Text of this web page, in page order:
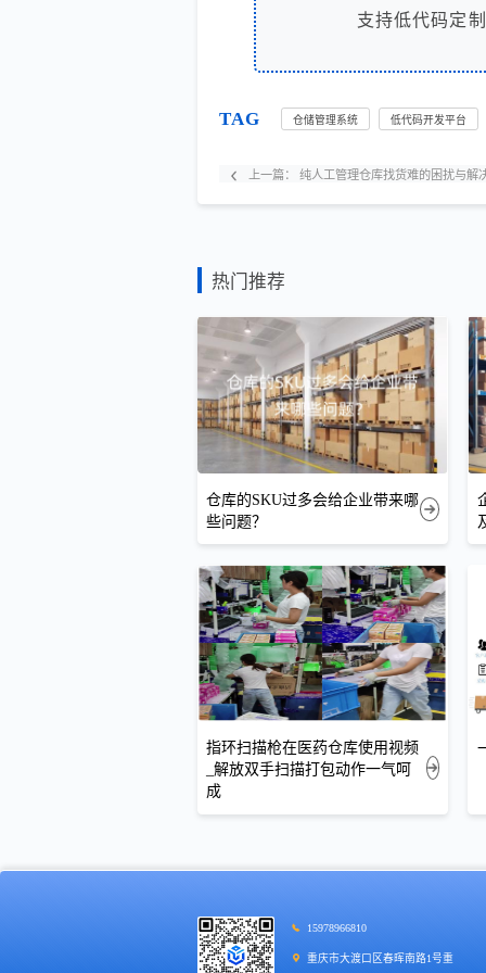
支持低代码定
TAG 仓储管理系统 低代码开发平台
上一篇： 纯人工管理仓库找货难的困扰与解
热门推荐
仓库的SKU过多会给企业带来哪
些问题？
指环扫描枪在医药仓库使用视频
_解放双手扫描打包动作一气呵
成
15978966810
重庆市大渡口区春晖南路1号重